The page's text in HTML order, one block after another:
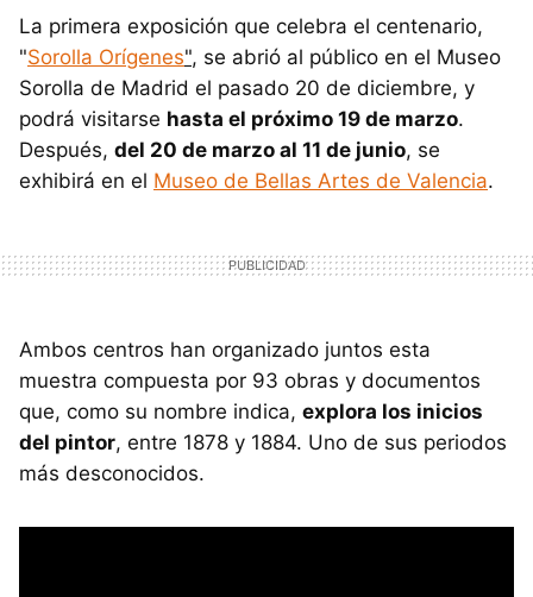
La primera exposición que celebra el centenario,
"Sorolla Orígenes", se abrió al público en el Museo
Sorolla de Madrid el pasado 20 de diciembre, y
podrá visitarse hasta el próximo 19 de marzo.
Después, del 20 de marzo al 11 de junio, se
exhibirá en el Museo de Bellas Artes de Valencia.
Ambos centros han organizado juntos esta
muestra compuesta por 93 obras y documentos
que, como su nombre indica, explora los inicios
del pintor, entre 1878 y 1884. Uno de sus periodos
más desconocidos.